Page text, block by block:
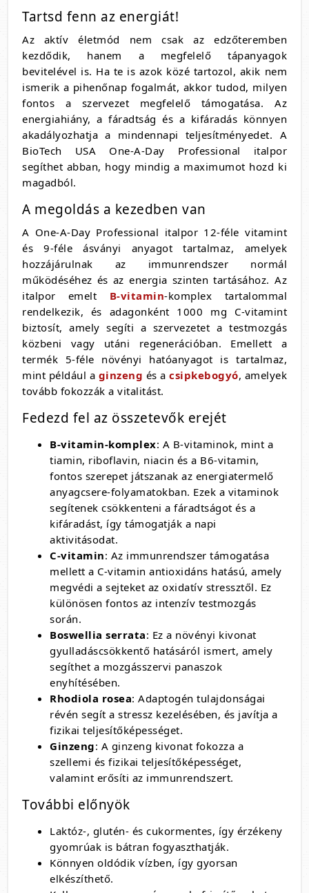
Tartsd fenn az energiát!
Az aktív életmód nem csak az edzőteremben
kezdődik, hanem a megfelelő tápanyagok
bevitelével is. Ha te is azok közé tartozol, akik nem
ismerik a pihenőnap fogalmát, akkor tudod, milyen
fontos a szervezet megfelelő támogatása. Az
energiahiány, a fáradtság és a kifáradás könnyen
akadályozhatja a mindennapi teljesítményedet. A
BioTech USA One-A-Day Professional italpor
segíthet abban, hogy mindig a maximumot hozd ki
magadból.
A megoldás a kezedben van
A One-A-Day Professional italpor 12-féle vitamint
és 9-féle ásványi anyagot tartalmaz, amelyek
hozzájárulnak az immunrendszer normál
működéséhez és az energia szinten tartásához. Az
italpor emelt B-vitamin-komplex tartalommal
rendelkezik, és adagonként 1000 mg C-vitamint
biztosít, amely segíti a szervezetet a testmozgás
közbeni vagy utáni regenerációban. Emellett a
termék 5-féle növényi hatóanyagot is tartalmaz,
mint például a ginzeng és a csipkebogyó, amelyek
tovább fokozzák a vitalitást.
Fedezd fel az összetevők erejét
B-vitamin-komplex: A B-vitaminok, mint a
tiamin, riboflavin, niacin és a B6-vitamin,
fontos szerepet játszanak az energiatermelő
anyagcsere-folyamatokban. Ezek a vitaminok
segítenek csökkenteni a fáradtságot és a
kifáradást, így támogatják a napi
aktivitásodat.
C-vitamin: Az immunrendszer támogatása
mellett a C-vitamin antioxidáns hatású, amely
megvédi a sejteket az oxidatív stressztől. Ez
különösen fontos az intenzív testmozgás
során.
Boswellia serrata: Ez a növényi kivonat
gyulladáscsökkentő hatásáról ismert, amely
segíthet a mozgásszervi panaszok
enyhítésében.
Rhodiola rosea: Adaptogén tulajdonságai
révén segít a stressz kezelésében, és javítja a
fizikai teljesítőképességet.
Ginzeng: A ginzeng kivonat fokozza a
szellemi és fizikai teljesítőképességet,
valamint erősíti az immunrendszert.
További előnyök
Laktóz-, glutén- és cukormentes, így érzékeny
gyomrúak is bátran fogyaszthatják.
Könnyen oldódik vízben, így gyorsan
elkészíthető.